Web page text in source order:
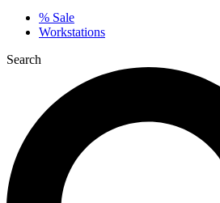
% Sale
Workstations
Search